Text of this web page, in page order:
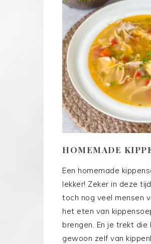
HOMEMADE
Een homemade
lekker! Zeker in deze
toch nog veel mensen
het eten van
brengen. En je trekt die
gewoon zelf van